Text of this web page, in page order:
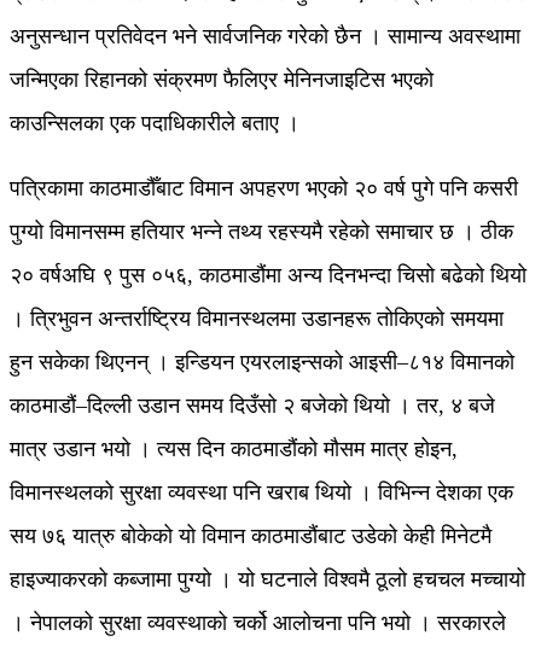
अनुसन्धान प्रतिवेदन भने सार्वजनिक गरेको छैन । सामान्य अवस्थामा
जन्मिएका रिहानको संक्रमण फैलिएर मेनिनजाइटिस भएको
काउन्सिलका एक पदाधिकारीले बताए ।
पत्रिकामा काठमाडौँबाट विमान अपहरण भएको २० वर्ष पुगे पनि कसरी
पुग्यो विमानसम्म हतियार भन्ने तथ्य रहस्यमै रहेको समाचार छ । ठीक
२० वर्षअघि ९ पुस ०५६, काठमाडौंमा अन्य दिनभन्दा चिसो बढेको थियो
। त्रिभुवन अन्तर्राष्ट्रिय विमानस्थलमा उडानहरू तोकिएको समयमा
हुन सकेका थिएनन् । इन्डियन एयरलाइन्सको आइसी–८१४ विमानको
काठमाडौं–दिल्ली उडान समय दिउँसो २ बजेको थियो । तर, ४ बजे
मात्र उडान भयो । त्यस दिन काठमाडौंको मौसम मात्र होइन,
विमानस्थलको सुरक्षा व्यवस्था पनि खराब थियो । विभिन्न देशका एक
सय ७६ यात्रु बोकेको यो विमान काठमाडौंबाट उडेको केही मिनेटमै
हाइज्याकरको कब्जामा पुग्यो । यो घटनाले विश्वमै ठूलो हचचल मच्चायो
। नेपालको सुरक्षा व्यवस्थाको चर्को आलोचना पनि भयो । सरकारले